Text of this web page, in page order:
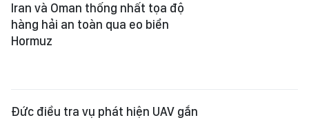
Iran và Oman thống nhất tọa độ
hàng hải an toàn qua eo biển
Hormuz
Đức điều tra vụ phát hiện UAV gắn